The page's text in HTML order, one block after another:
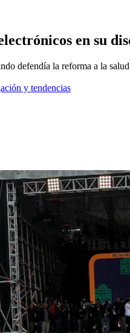
en su
defendía la reforma a la
y tendencias